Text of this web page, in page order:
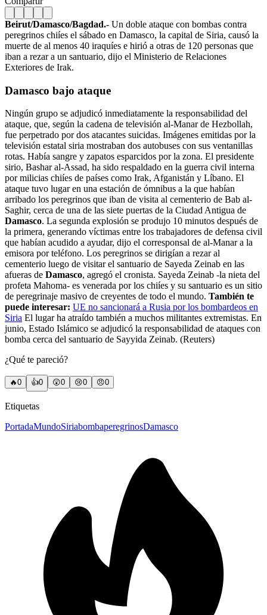
Beirut/Damasco/Bagdad.- Un doble ataque con bombas contra
peregrinos chiíes el sábado en Damasco, la capital de Siria, causó la
muerte de al menos 40 iraquíes e hirió a otras de 120 personas que
iban a rezar a un santuario, dijo el Ministerio de Relaciones
Exteriores de Irak.
Damasco bajo ataque
Ningún grupo se adjudicó inmediatamente la responsabilidad del
ataque, que, según la cadena de televisión al-Manar de Hezbollah,
fue perpetrado por dos atacantes suicidas. Imágenes emitidas por la
televisión estatal siria mostraban dos autobuses con sus ventanillas
rotas. Había sangre y zapatos esparcidos por la zona. El presidente
sirio, Bashar al-Assad, ha sido respaldado en la guerra civil interna
por milicias chiíes de países como Irak, Afganistán y Líbano. El
ataque tuvo lugar en una estación de ómnibus a la que habían
arribado los peregrinos que iban de visita al cementerio de Bab al-
Saghir, cerca de una de las siete puertas de la Ciudad Antigua de
Damasco. La segunda explosión se produjo 10 minutos después de
la primera, generando víctimas entre los trabajadores de defensa civil
que habían acudido a ayudar, dijo el corresponsal de al-Manar a la
emisora por teléfono. Los peregrinos se dirigían a rezar al
cementerio luego de visitar el santuario de Sayeda Zeinab en las
afueras de Damasco, agregó el cronista. Sayeda Zeinab -la nieta del
profeta Mahoma- es venerada por los chiíes y su santuario es un sitio
de peregrinaje masivo de creyentes de todo el mundo. También te
puede interesar: UE no sancionará a Rusia por los bombardeos en
Siria El lugar ha atraído también a muchos militantes extremistas. En
junio, Estado Islámico se adjudicó la responsabilidad de ataques con
bomba cerca del santuario de Sayyida Zeinab. (Reuters)
¿Qué te pareció?
🔥0 👍0 😲0 😢0 😠0
Etiquetas
PortadaMundoSiriabombaperegrinosDamasco